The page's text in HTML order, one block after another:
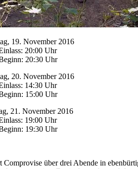
19. November 2016
20:00 Uhr
20:30 Uhr
20. November 2016
14:30 Uhr
15:00 Uhr
21. November 2016
19:00 Uhr
19:30 Uhr
über drei Abende in